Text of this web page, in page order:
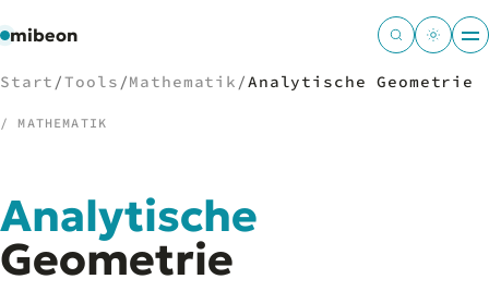
mibeon
Start
02MB
Start /Tools /Mathematik /Analytische Geometrie
/ MATHEMATIK
Analytische
Geometrie